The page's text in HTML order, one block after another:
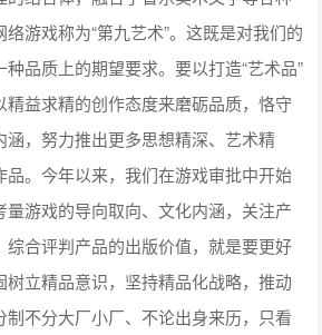
游戏称为“第九艺术”。这既是对我们的
品质上的期望要求。要以打造“艺术品”
精益求精的创作态度来磨砺品质，恪守
涵，努力推出更多思想精深、艺术精
品。今年以来，我们在游戏审批中开始
游戏的导向取向、文化内涵，关注产
综合评判产品的出版价值，就是要更好
树立精品意识，坚持精品化战略，推动
制不分大厂小厂、不论出身来历，只看